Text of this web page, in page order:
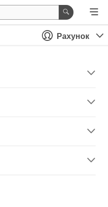
Рахунок